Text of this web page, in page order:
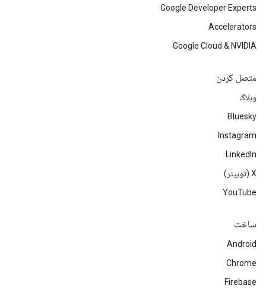
Google Developer Experts
Accelerators
Google Cloud & NVIDIA
متصل کردن
وبلاگ
Bluesky
Instagram
LinkedIn
‫X (توییتر)
YouTube
ساخت
Android
Chrome
Firebase